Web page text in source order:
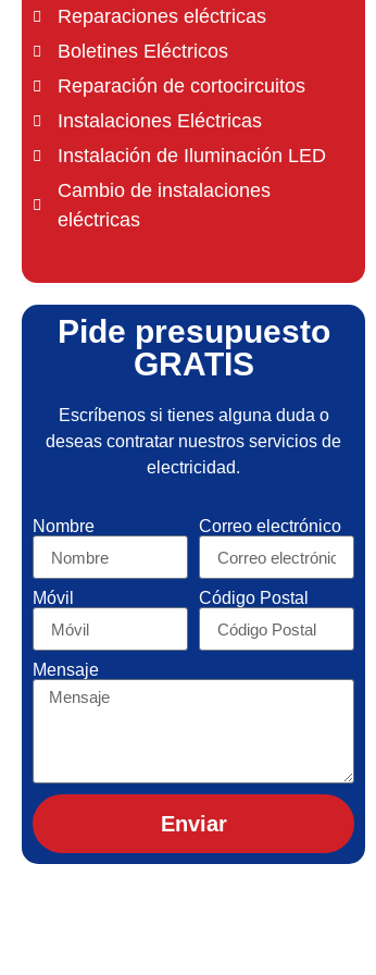
Reparaciones eléctricas
Boletines Eléctricos
Reparación de cortocircuitos
Instalaciones Eléctricas
Instalación de Iluminación LED
Cambio de instalaciones
eléctricas
Pide presupuesto
GRATIS
Escríbenos si tienes alguna duda o
deseas contratar nuestros servicios de
electricidad.
Nombre Correo electrónico
Móvil Código Postal
Mensaje
Enviar